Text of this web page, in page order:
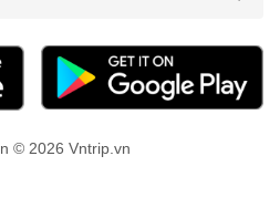
© 2026 Vntrip.vn